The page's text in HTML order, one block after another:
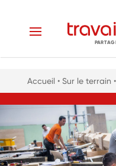
Accueil • Sur le terrain